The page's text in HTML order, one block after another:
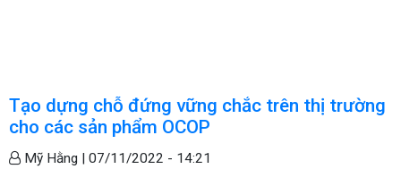
Tạo dựng chỗ đứng vững chắc trên thị trường
cho các sản phẩm OCOP
Mỹ Hằng | 07/11/2022 - 14:21